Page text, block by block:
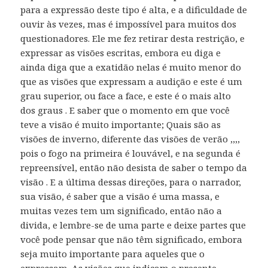
para a expressão deste tipo é alta, e a dificuldade de
ouvir às vezes, mas é impossível para muitos dos
questionadores. Ele me fez retirar desta restrição, e
expressar as visões escritas, embora eu diga e
ainda diga que a exatidão nelas é muito menor do
que as visões que expressam a audição e este é um
grau superior, ou face a face, e este é o mais alto
dos graus . E saber que o momento em que você
teve a visão é muito importante; Quais são as
visões de inverno, diferente das visões de verão ,,,,
pois o fogo na primeira é louvável, e na segunda é
repreensível, então não desista de saber o tempo da
visão . E a última dessas direções, para o narrador,
sua visão, é saber que a visão é uma massa, e
muitas vezes tem um significado, então não a
divida, e lembre-se de uma parte e deixe partes que
você pode pensar que não têm significado, embora
seja muito importante para aqueles que o